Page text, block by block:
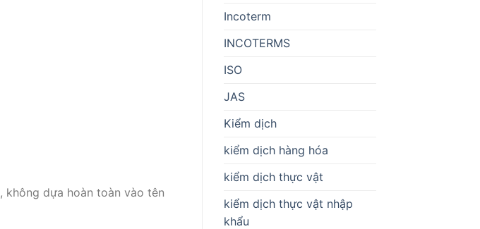
, không dựa hoàn toàn vào tên
Incoterm
INCOTERMS
ISO
JAS
Kiểm dịch
kiểm dịch hàng hóa
kiểm dịch thực vật
kiểm dịch thực vật nhập
khẩu